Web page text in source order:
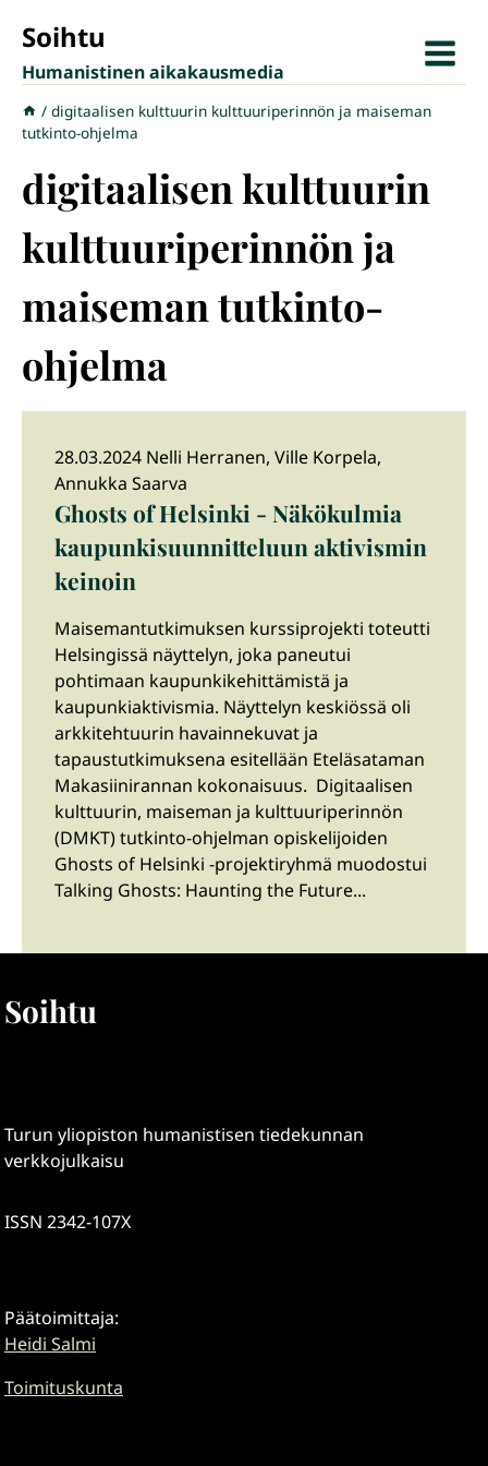
sisältöön
Soihtu
Humanistinen aikakausmedia
/ digitaalisen kulttuurin kulttuuriperinnön ja maiseman
tutkinto-ohjelma
digitaalisen kulttuurin
kulttuuriperinnön ja
maiseman tutkinto-
ohjelma
28.03.2024 Nelli Herranen, Ville Korpela,
Annukka Saarva
Ghosts of Helsinki - Näkökulmia
kaupunkisuunnitteluun aktivismin
keinoin
Maisemantutkimuksen kurssiprojekti toteutti
Helsingissä näyttelyn, joka paneutui
pohtimaan kaupunkikehittämistä ja
kaupunkiaktivismia. Näyttelyn keskiössä oli
arkkitehtuurin havainnekuvat ja
tapaustutkimuksena esitellään Eteläsataman
Makasiinirannan kokonaisuus. Digitaalisen
kulttuurin, maiseman ja kulttuuriperinnön
(DMKT) tutkinto-ohjelman opiskelijoiden
Ghosts of Helsinki -projektiryhmä muodostui
Talking Ghosts: Haunting the Future...
Soihtu
Turun yliopiston humanistisen tiedekunnan
verkkojulkaisu
ISSN 2342-107X
Päätoimittaja:
Heidi Salmi
Toimituskunta